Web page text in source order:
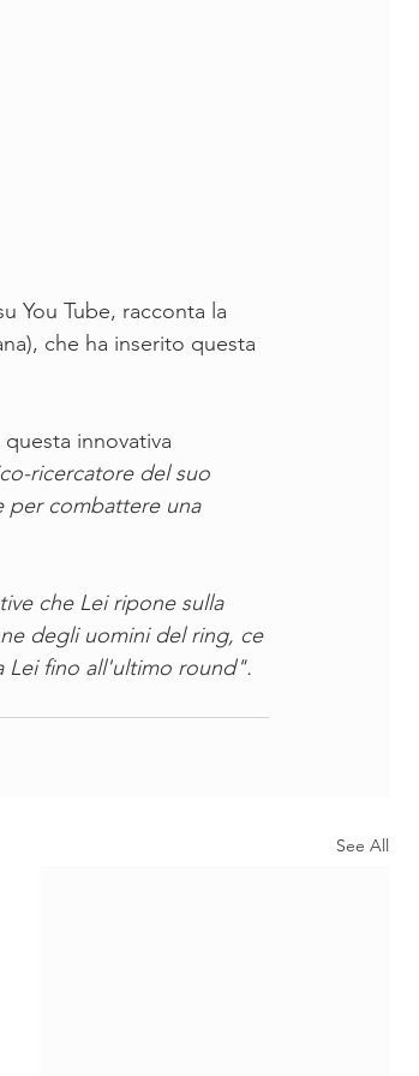
You Tube, racconta la
che ha inserito questa
innovativa
ricercatore del suo
per combattere una
che Lei ripone sulla
degli uomini del ring, ce
Lei fino all'ultimo round".
See All